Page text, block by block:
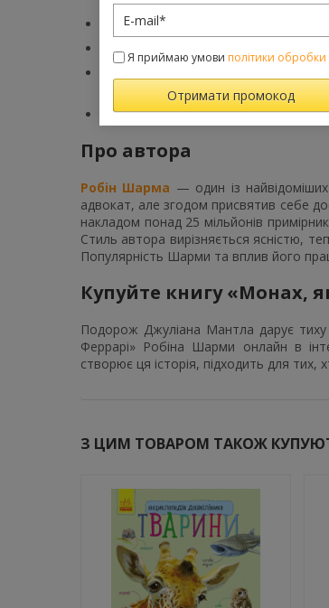
Видання підходить читачам, які
У тексті поєднано художню
Міжнародне визнання книги
присутністю у списках
Видання буде корисним усім, хто
Про автора
Робін Шарма — один із найвідоміших
адвокат, але згодом присвятив себе
накладом понад 25 мільйонів
Стиль автора вирізняється ясністю,
Популярність Шарми та вплив його
Купуйте книгу «Монах,
Подорож Джуліана Мантла дарує
Феррарі» Робіна Шарми онлайн в
створює ця історія, підходить для тих,
З ЦИМ ТОВАРОМ ТАКОЖ
Я приймаю умови політики